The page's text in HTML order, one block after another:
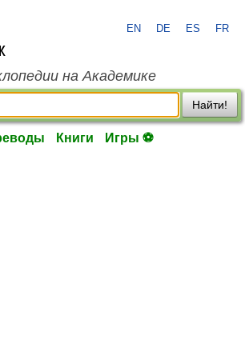
EN DE ES FR
на Академике
Найти!
Книги Игры ⚽